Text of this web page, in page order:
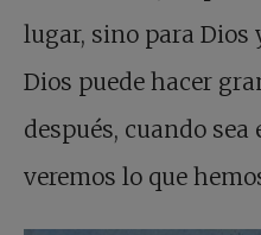
lugar, sino para Dios
Dios puede hacer
después, cuando
veremos lo que